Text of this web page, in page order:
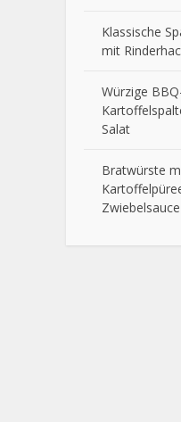
Klassische
mit
Würzige
Salat
Bratwürste
Zwiebelsauce